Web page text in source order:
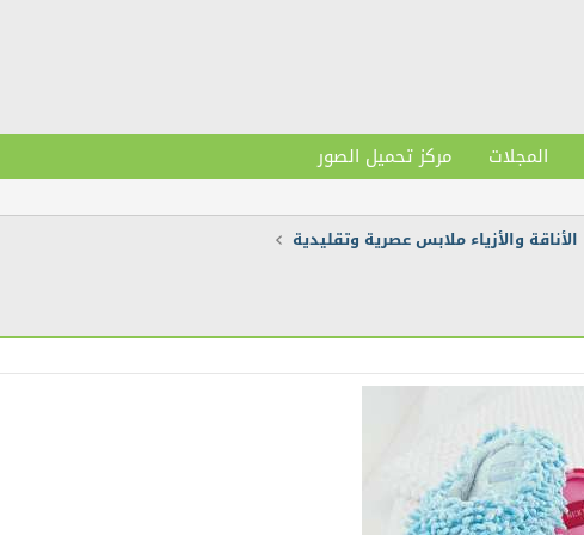
المجلات مركز تحميل الصور
الأناقة والأزياء ملابس عصرية وتقليدية